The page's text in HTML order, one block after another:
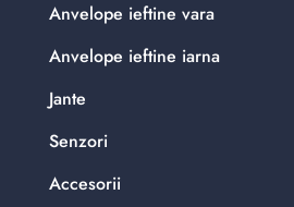
Anvelope ieftine vara
Anvelope ieftine iarna
Jante
Senzori
Accesorii